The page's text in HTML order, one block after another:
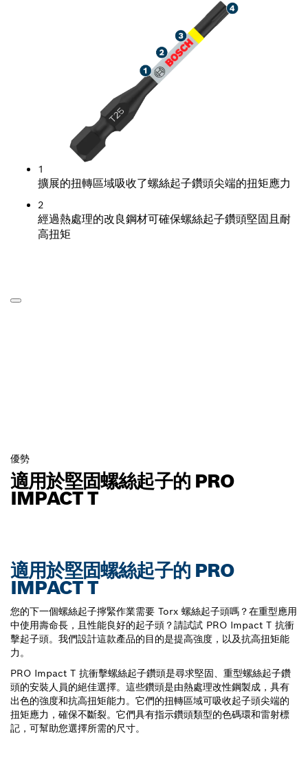
1
擴展的扭轉區域吸收了螺絲起子鑽頭尖端的扭矩應力
2
經過熱處理的改良鋼材可確保螺絲起子鑽頭堅固且耐
高扭矩
優勢
適用於堅固螺絲起子的 PRO
IMPACT T
適用於堅固螺絲起子的 PRO
IMPACT T
您的下一個螺絲起子擰緊作業需要 Torx 螺絲起子頭嗎？在重型應用
中使用壽命長，且性能良好的起子頭？請試試 PRO Impact T 抗衝
擊起子頭。我們設計這款產品的目的是提高強度，以及抗高扭矩能
力。
PRO Impact T 抗衝擊螺絲起子鑽頭是尋求堅固、重型螺絲起子鑽
頭的安裝人員的絕佳選擇。這些鑽頭是由熱處理改性鋼製成，具有
出色的強度和抗高扭矩能力。它們的扭轉區域可吸收起子頭尖端的
扭矩應力，確保不斷裂。它們具有指示鑽頭類型的色碼環和雷射標
記，可幫助您選擇所需的尺寸。